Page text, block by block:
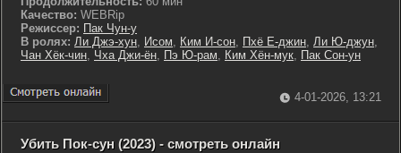
Качество: WEBRip
Режиссер: Пак Чун-у
В ролях: Ли Джэ-хун, Исом, Ким И-сон, Пхё Е-джин, Ли Ю-джун,
Чан Хёк-чин, Чха Джи-ён, Пэ Ю-рам, Ким Хён-мук, Пак Сон-ун
4-01-2026, 13:21
Убить Пок-сун (2023) - смотреть онлайн